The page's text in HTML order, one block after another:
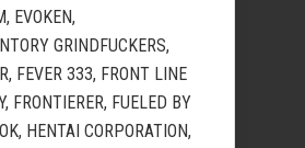
EVOKEN,
GRINDFUCKERS,
FEVER 333, FRONT LINE
FRONTIERER, FUELED BY
HENTAI CORPORATION,